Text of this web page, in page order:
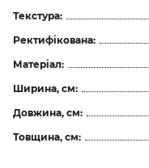
Текстура:
Ректифікована:
Матеріал:
Ширина, см:
Довжина, см:
Товщина, см: